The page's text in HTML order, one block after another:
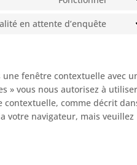
en attente d’enquête
fenêtre contextuelle avec
» vous nous autorisez à
contextuelle, comme décrit
votre navigateur, mais veuillez